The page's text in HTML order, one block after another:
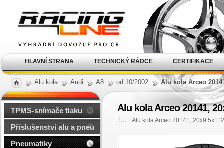
Alu kola Audi A8 od 10/2002 Alu kola Arceo
Alu kola Arceo 20141,
Alu kola Arceo 20141, 20x9
TPMS-snímače tlaku
Příslušenství alu a pneu
Pneumatiky
kola Racing Line
HLAVNÍ STRANA TECHNICKÝ RÁDCE CERTIFIKACE